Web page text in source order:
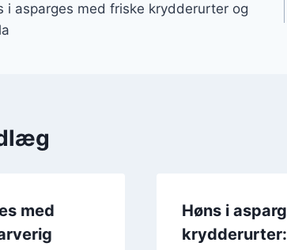
i asparges med friske krydderurter og
med
Høns i